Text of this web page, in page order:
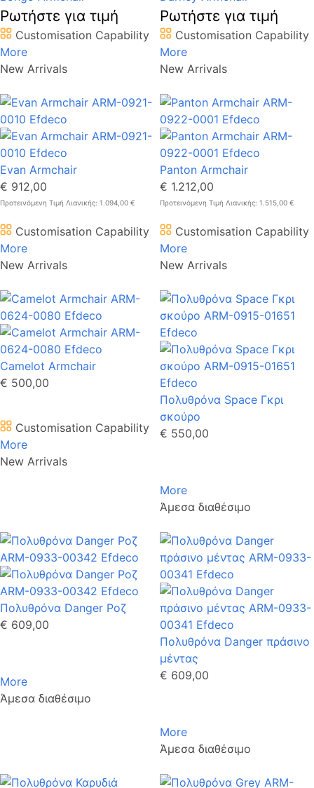
Ρωτήστε για τιμή
Customisation Capability
More
New Arrivals
Ρωτήστε για τιμή
Customisation Capability
More
New Arrivals
Evan Armchair
€ 912,00
Προτεινόμενη Τιμή Λιανικής: 1.094,00 €
Customisation Capability
More
New Arrivals
Panton Armchair
€ 1.212,00
Προτεινόμενη Τιμή Λιανικής: 1.515,00 €
Customisation Capability
More
New Arrivals
Camelot Armchair
€ 500,00
Customisation Capability
More
New Arrivals
Πολυθρόνα Space Γκρι
σκούρο
€ 550,00
More
Άμεσα διαθέσιμο
Πολυθρόνα Danger Ροζ
€ 609,00
More
Άμεσα διαθέσιμο
Πολυθρόνα Danger πράσινο
μέντας
€ 609,00
More
Άμεσα διαθέσιμο